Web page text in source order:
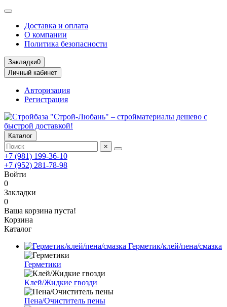
Доставка и оплата
О компании
Политика безопасности
Закладки0
Личный кабинет
Авторизация
Регистрация
Каталог
×
+7 (981) 199-36-10
+7 (952) 281-78-98
Войти
0
Закладки
0
Ваша корзина пуста!
Корзина
Каталог
Герметик/клей/пена/смазка
Герметики
Клей/Жидкие гвозди
Пена/Очиститель пены